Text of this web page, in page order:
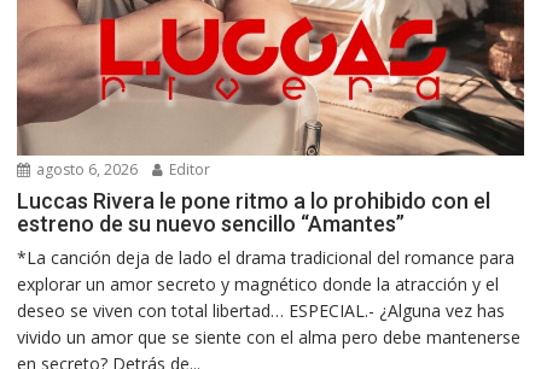
agosto 6, 2026 Editor
Luccas Rivera le pone ritmo a lo prohibido con el
estreno de su nuevo sencillo “Amantes”
*La canción deja de lado el drama tradicional del romance para
explorar un amor secreto y magnético donde la atracción y el
deseo se viven con total libertad… ESPECIAL.- ¿Alguna vez has
vivido un amor que se siente con el alma pero debe mantenerse
en secreto? Detrás de...